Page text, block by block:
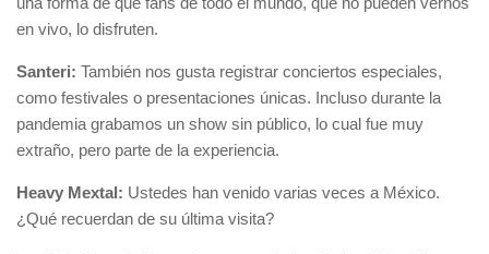
en vivo, lo disfruten.
Santeri: También nos gusta registrar conciertos especiales,
como festivales o presentaciones únicas. Incluso durante la
pandemia grabamos un show sin público, lo cual fue muy
extraño, pero parte de la experiencia.
Heavy Mextal: Ustedes han venido varias veces a México.
¿Qué recuerdan de su última visita?